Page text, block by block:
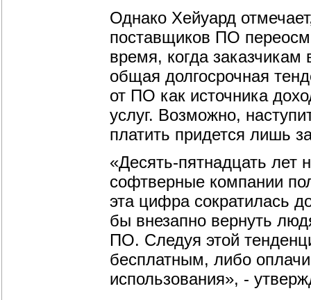
Однако Хейуард
поставщиков ПО
время, когда
общая долгосрочная
от ПО как источника
услуг. Возможно,
платить придется лишь
«Десять-пятнадцать лет
софтверные компании
эта цифра сократилась
бы внезапно вернуть
ПО. Следуя этой
бесплатным, либо
использования», -